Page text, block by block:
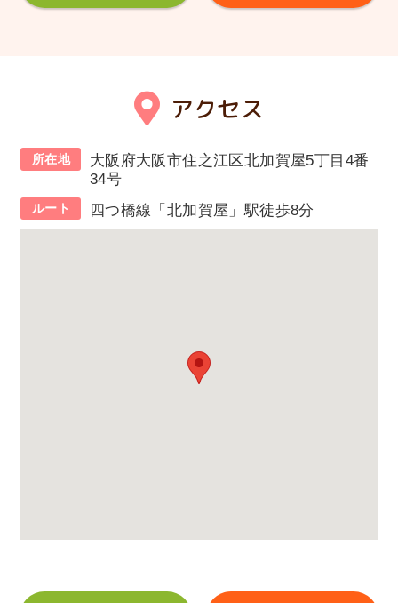
アクセス
所在地
大阪府大阪市住之江区北加賀屋5丁目4番
34号
ルート 四つ橋線「北加賀屋」駅徒歩8分